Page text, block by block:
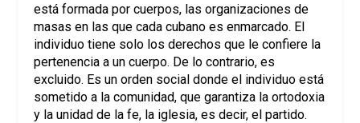
está formada por cuerpos, las organizaciones de
masas en las que cada cubano es enmarcado. El
individuo tiene solo los derechos que le confiere la
pertenencia a un cuerpo. De lo contrario, es
excluido. Es un orden social donde el individuo está
sometido a la comunidad, que garantiza la ortodoxia
y la unidad de la fe, la iglesia, es decir, el partido.